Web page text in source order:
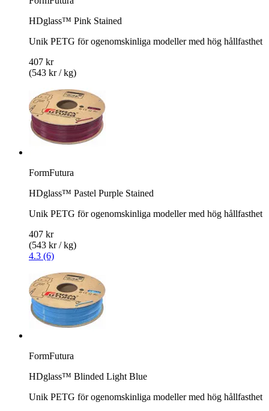
HDglass™ Pink Stained
Unik PETG för ogenomskinliga modeller med hög hållfasthet
407 kr
(543 kr / kg)
FormFutura
HDglass™ Pastel Purple Stained
Unik PETG för ogenomskinliga modeller med hög hållfasthet
407 kr
(543 kr / kg)
4.3 (6)
FormFutura
HDglass™ Blinded Light Blue
Unik PETG för ogenomskinliga modeller med hög hållfasthet